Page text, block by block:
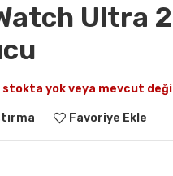
Ultra
stokta yok veya mevcut
Favoriye Ekle